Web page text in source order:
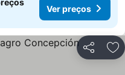
Ver preços
Partilhar